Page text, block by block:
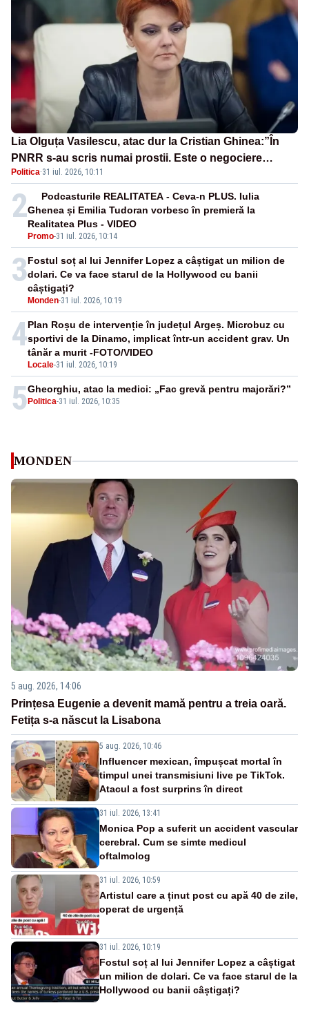
Lia Olguța Vasilescu, atac dur la Cristian Ghinea:”În
PNRR s-au scris numai prostii. Este o negociere
proastă pe care a făcut-o”
Politica·31 iul. 2026, 10:11
2
Promo-31 iul. 2026, 10:14
Podcasturile REALITATEA - Ceva-n PLUS. Iulia
Ghenea și Emilia Tudoran vorbesc în premieră la
Realitatea Plus - VIDEO
3
Monden-31 iul. 2026, 10:19
Fostul soț al lui Jennifer Lopez a câștigat un milion de
dolari. Ce va face starul de la Hollywood cu banii
câștigați?
4
Locale-31 iul. 2026, 10:19
Plan Roșu de intervenție în județul Argeș. Microbuz cu
sportivi de la Dinamo, implicat într-un accident grav. Un
tânăr a murit -FOTO/VIDEO
5 Politica-31 iul. 2026, 10:35
Gheorghiu, atac la medici: „Fac grevă pentru majorări?”
MONDEN
5 aug. 2026, 14:06
Prințesa Eugenie a devenit mamă pentru a treia oară.
Fetița s-a născut la Lisabona
5 aug. 2026, 10:46
Influencer mexican, împușcat mortal în
timpul unei transmisiuni live pe TikTok.
Atacul a fost surprins în direct
31 iul. 2026, 13:41
Monica Pop a suferit un accident vascular
cerebral. Cum se simte medicul
oftalmolog
31 iul. 2026, 10:59
Artistul care a ținut post cu apă 40 de zile,
operat de urgență
31 iul. 2026, 10:19
Fostul soț al lui Jennifer Lopez a câștigat
un milion de dolari. Ce va face starul de la
Hollywood cu banii câștigați?